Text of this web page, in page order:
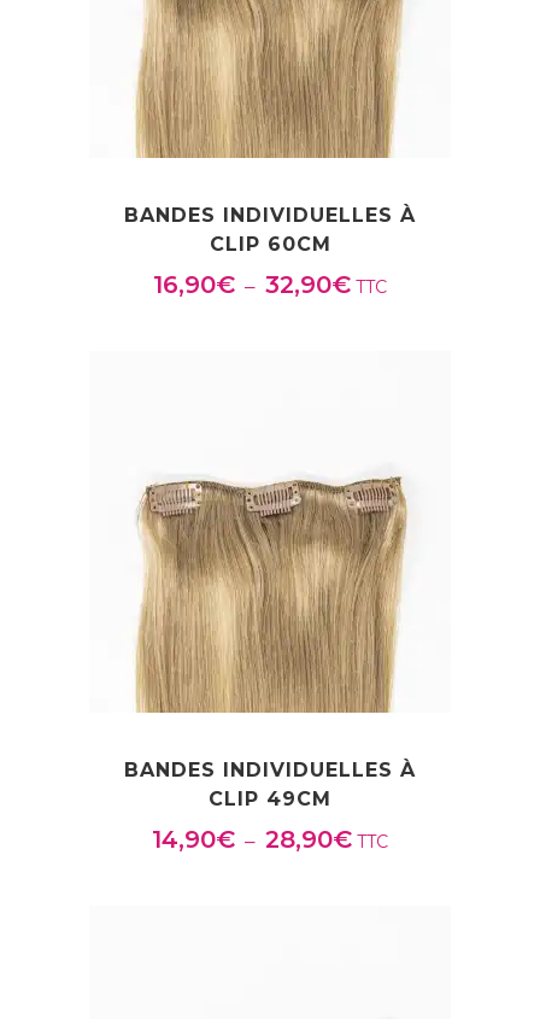
BANDES INDIVIDUELLES À
CLIP 60CM
16,90€ – 32,90€Plage
TTC
BANDES INDIVIDUELLES À
CLIP 49CM
14,90€ – 28,90€Plage
TTC